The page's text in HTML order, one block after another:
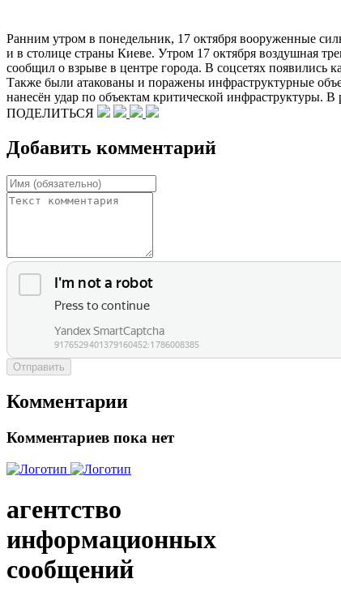
Ранним утром в понедельник, 17 октября вооруженные
и в столице страны Киеве. Утром 17 октября воздушная
сообщил о взрыве в центре города. В соцсетях
Также были атакованы и поражены инфраструктурные
нанесён удар по объектам критической инфраструктуры. В
ПОДЕЛИТЬСЯ
Добавить комментарий
Отправить
Комментарии
Комментариев пока нет
агентство
информационных
сообщений